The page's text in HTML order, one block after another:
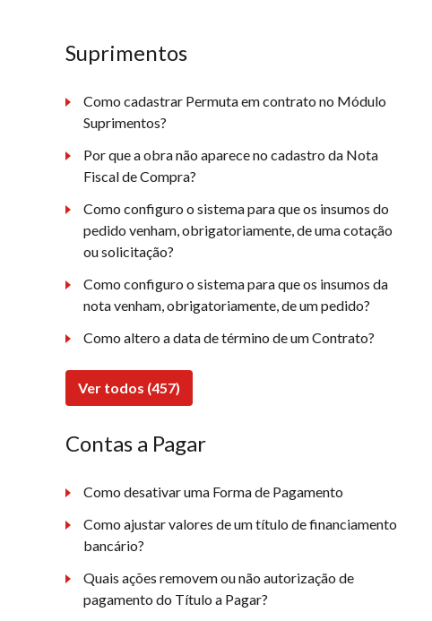
Suprimentos
Como cadastrar Permuta em contrato no Módulo
Suprimentos?
Por que a obra não aparece no cadastro da Nota
Fiscal de Compra?
Como configuro o sistema para que os insumos do
pedido venham, obrigatoriamente, de uma cotação
ou solicitação?
Como configuro o sistema para que os insumos da
nota venham, obrigatoriamente, de um pedido?
Como altero a data de término de um Contrato?
Ver todos (457)
Contas a Pagar
Como desativar uma Forma de Pagamento
Como ajustar valores de um título de financiamento
bancário?
Quais ações removem ou não autorização de
pagamento do Título a Pagar?